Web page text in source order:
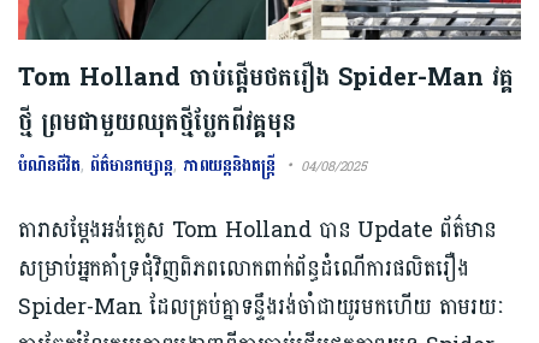
Tom Holland ចាប់ផ្តើមថតរឿង Spider-Man វគ្គ
ថ្មី ព្រមជាមួយឈុតថ្មីប្លែកពីវគ្គមុន
បំណិនជីវិត, ព័ត៌មានកម្សាន្ត, ភាពយន្តនិងតន្រ្តី 04/08/2025
តារាសម្ដែងអង់គ្លេស Tom Holland បាន Update ព័ត៌មាន
សម្រាប់អ្នកគាំទ្រជុំវិញពិភពលោកពាក់ព័ន្ធដំណើការផលិតរឿង
Spider-Man ដែលគ្រប់គ្នាទន្ទឹងរង់ចាំជាយូរមកហើយ តាមរយៈ